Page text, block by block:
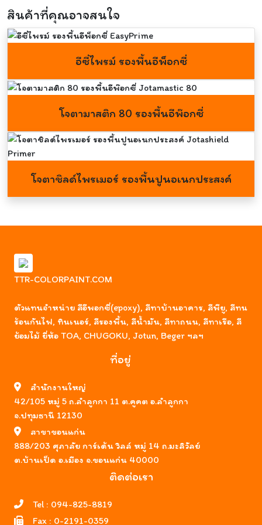
สินค้าที่คุณอาจสนใจ
อีซี่ไพรม์ รองพื้นอีพ็อกซี่
โจตามาสติก 80 รองพื้นอีพ๊อกซี่
โจตาชิลด์ไพรเมอร์ รองพื้นปูนอเนกประสงค์
TTR-COLORPAINT.COM
ตัวแทนจำหน่าย สีอีพอกซี่(epoxy), สีทาบ้านอาคาร, สีพียู, สีทน
ร้อนกันไฟ, ทินเนอร์, สีรองพื้น, สีน้ำมัน, สีทาถนน, สีทาเรือ, สี
ย้อมไม้ ยี่ห้อ TOA, CHUGOKU, Jotun, Beger ฯลฯ
ที่อยู่
สำนักงานใหญ่
42/105 หมู่ 5 ถ.ลำลูกกา 11 ต.คูคต อ.ลำลูกกา
จ.ปทุมธานี 12130
สาขาขอนแก่น
888/203 ศุภาลัย การ์เด้น วิลล์ หมู่ 14 ถ.มะลิวัลย์
ต.บ้านเป็ด อ.เมือง จ.ขอนแก่น 40000
ติดต่อเรา
Tel : 094-825-8819
Fax : 0-2191-0359